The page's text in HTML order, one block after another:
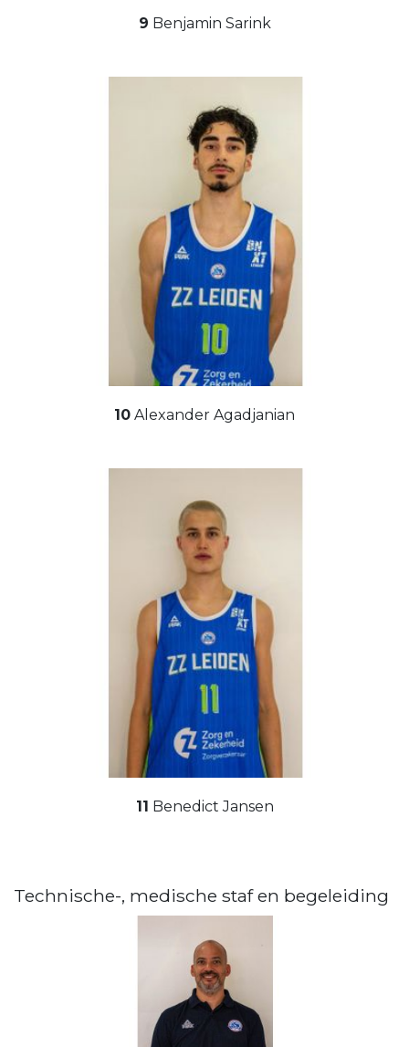
9 Benjamin Sarink
10 Alexander Agadjanian
11 Benedict Jansen
Technische-, medische staf en begeleiding